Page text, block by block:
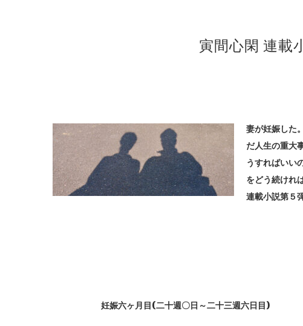
寅間心閑 連載
妻が妊娠した
だ人生の重大
うすればいい
をどう続けれ
連載小説第５
妊娠六ヶ月目(二十週〇日～二十三週六日目)